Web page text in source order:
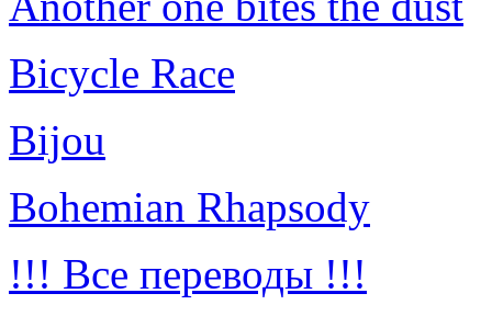
Bicycle Race
Bijou
Bohemian Rhapsody
!!! Все переводы !!!